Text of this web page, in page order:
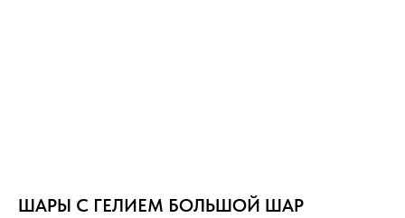
ШАРЫ С ГЕЛИЕМ БОЛЬШОЙ ШАР